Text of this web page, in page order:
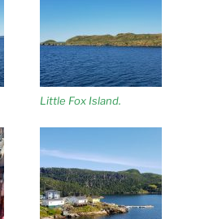
Little Fox Island.